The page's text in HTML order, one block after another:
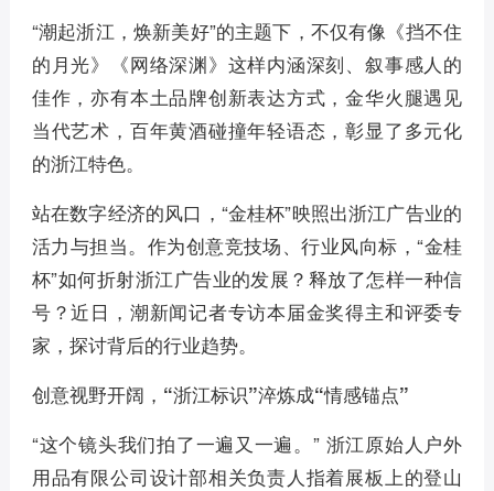
“潮起浙江，焕新美好”的主题下，不仅有像《挡不住
的月光》《网络深渊》这样内涵深刻、叙事感人的
佳作，亦有本土品牌创新表达方式，金华火腿遇见
当代艺术，百年黄酒碰撞年轻语态，彰显了多元化
的浙江特色。
站在数字经济的风口，“金桂杯”映照出浙江广告业的
活力与担当。作为创意竞技场、行业风向标，“金桂
杯”如何折射浙江广告业的发展？释放了怎样一种信
号？近日，潮新闻记者专访本届金奖得主和评委专
家，探讨背后的行业趋势。
创意视野开阔，“浙江标识”淬炼成“情感锚点”
“这个镜头我们拍了一遍又一遍。” 浙江原始人户外
用品有限公司设计部相关负责人指着展板上的登山